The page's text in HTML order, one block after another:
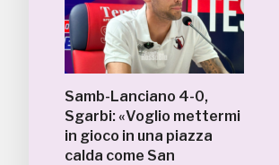
Samb-Lanciano 4-0,
Sgarbi: «Voglio mettermi
in gioco in una piazza
calda come San